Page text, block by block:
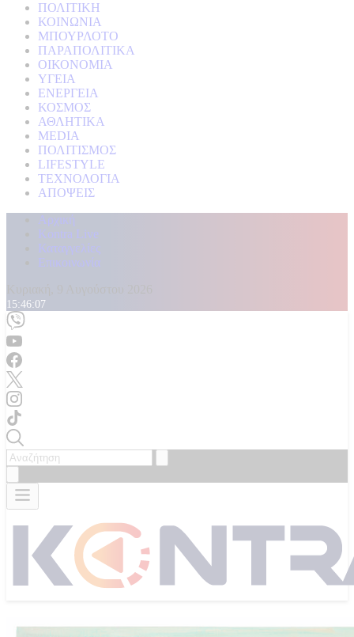
ΠΟΛΙΤΙΚΗ
ΚΟΙΝΩΝΙΑ
ΜΠΟΥΡΛΟΤΟ
ΠΑΡΑΠΟΛΙΤΙΚΑ
ΟΙΚΟΝΟΜΙΑ
ΥΓΕΙΑ
ΕΝΕΡΓΕΙΑ
ΚΟΣΜΟΣ
ΑΘΛΗΤΙΚΑ
MEDIA
ΠΟΛΙΤΙΣΜΟΣ
LIFESTYLE
ΤΕΧΝΟΛΟΓΙΑ
ΑΠΟΨΕΙΣ
Αρχική
Kontra Live
Καταγγελίες
Επικοινωνία
15:46:09